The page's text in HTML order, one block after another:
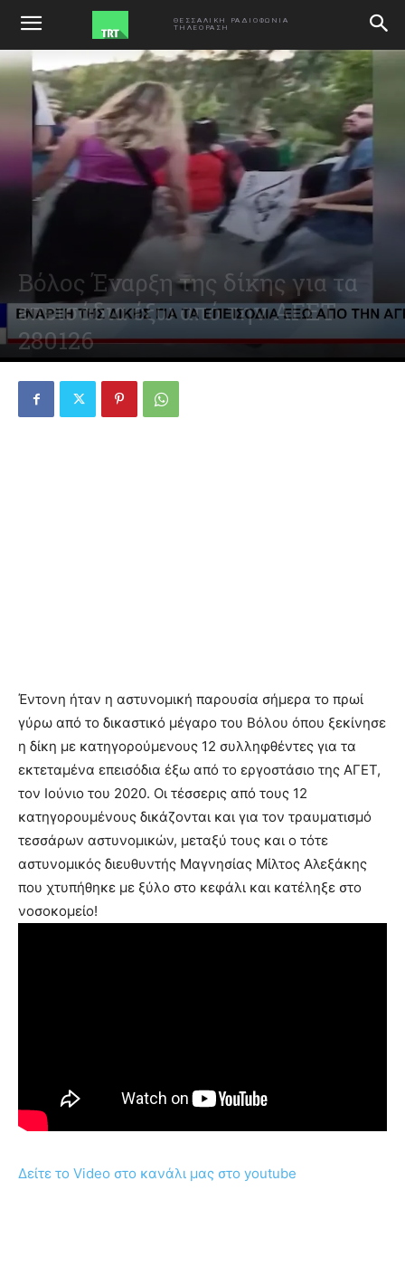
ΘΕΣΣΑΛΙΚΗ ΡΑΔΙΟΦΩΝΙΑ
ΤΗΛΕΟΡΑΣΗ
ΑΡΧΙΚΗ
Βόλος Έναρξη της δίκης για τα
επεισόδια έξω από την ΑΓΕΤ
280126
Έντονη ήταν η αστυνομική παρουσία σήμερα το πρωί
γύρω από το δικαστικό μέγαρο του Βόλου όπου ξεκίνησε
η δίκη με κατηγορούμενους 12 συλληφθέντες για τα
εκτεταμένα επεισόδια έξω από το εργοστάσιο της ΑΓΕΤ,
τον Ιούνιο του 2020. Οι τέσσερις από τους 12
κατηγορουμένους δικάζονται και για τον τραυματισμό
τεσσάρων αστυνομικών, μεταξύ τους και ο τότε
αστυνομικός διευθυντής Μαγνησίας Μίλτος Αλεξάκης
που χτυπήθηκε με ξύλο στο κεφάλι και κατέληξε στο
νοσοκομείο!
Δείτε το Video στο κανάλι μας στο youtube